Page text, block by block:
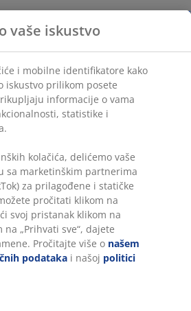
vaše iskustvo
i mobilne identifikatore kako
iskustvo prilikom posete
informacije o vama
statistike i
kolačića, delićemo vaše
sa marketinškim partnerima
za prilagođene i statičke
pročitati klikom na
svoj pristanak klikom na
„Prihvati sve“, dajete
Pročitajte više o našem
podataka i našoj politici